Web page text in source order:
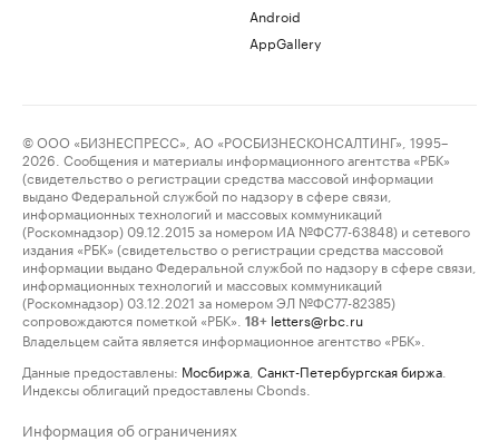
Android
AppGallery
© ООО «БИЗНЕСПРЕСС», АО «РОСБИЗНЕСКОНСАЛТИНГ», 1995–
2026. Сообщения и материалы информационного агентства «РБК»
(свидетельство о регистрации средства массовой информации
выдано Федеральной службой по надзору в сфере связи,
информационных технологий и массовых коммуникаций
(Роскомнадзор) 09.12.2015 за номером ИА №ФС77-63848) и сетевого
издания «РБК» (свидетельство о регистрации средства массовой
информации выдано Федеральной службой по надзору в сфере связи,
информационных технологий и массовых коммуникаций
(Роскомнадзор) 03.12.2021 за номером ЭЛ №ФС77-82385)
сопровождаются пометкой «РБК».
18+ letters@rbc.ru
Владельцем сайта является информационное агентство «РБК».
Данные предоставлены: Мосбиржа Санкт-Петербургская биржа
Индексы облигаций предоставлены Cbonds.
Информация об ограничениях